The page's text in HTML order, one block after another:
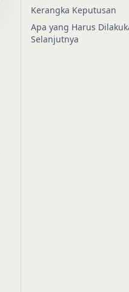
Kerangka Keputusan
Apa yang Harus
Selanjutnya